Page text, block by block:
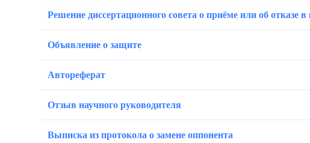
Решение диссертационного совета о приёме или об отказе
Объявление о защите
Автореферат
Отзыв научного руководителя
Выписка из протокола о замене оппонента